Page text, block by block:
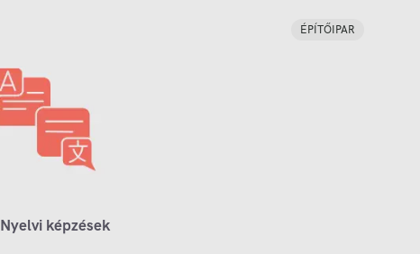
Nyelvi képzések
ÉPÍTŐIPAR